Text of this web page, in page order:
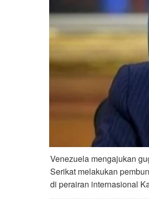
Venezuela mengajukan
Serikat melakukan
di perairan internasional